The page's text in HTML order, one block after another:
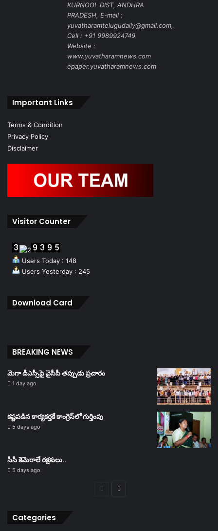
KURNOOL DIST, ANDHRA
PRADESH, E-mail :
yuvatharamtelugudaily@gmail.com,
Cell : +91 9989924749.
Website :
www.yuvatharamnews.com
epaper.yuvatharamnews.com
Important Links
Terms & Condition
Privacy Policy
Disclaimer
Visitor Counter
Users Today : 148
Users Yesterday : 245
Download Card
BREAKING NEWS
మెగా డీఎస్సీపై వైసీపీ తప్పుడు ప్రచారం
1 day ago
కష్టపడిన కార్యకర్తకే కాంగ్రెస్‌లో గుర్తింపు
5 days ago
సీసీ కెమెరాలే రక్షకులు..
5 days ago
PreviousNext
Categories